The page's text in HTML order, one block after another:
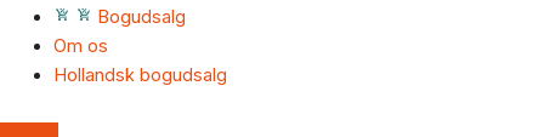
Bogudsalg
Om os
Hollandsk bogudsalg